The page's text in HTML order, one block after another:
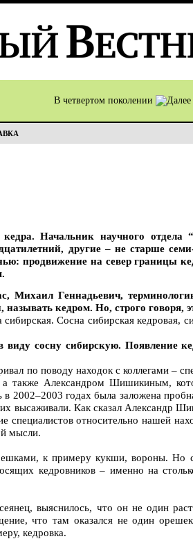
В четвертом поколении
Начальник научного отдела
другие – не старше семи-
продвижение на север границы
Михаил Геннадьевич,
кедром. Но, строго говоря,
Сосна сибирская кедровая,
сосну сибирскую. Появление
по поводу находок с коллегами –
также Александром Шишикиным,
2002–2003 годах была заложена
высаживали. Как сказал Александр
относительно нашей
мысли.
к примеру кукши, вороны. Но
кедровников – именно на
выяснилось, что он не один
что там оказался не один
кедровка.